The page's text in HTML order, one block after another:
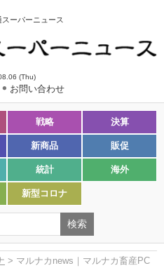
スーパーニュース
(Thu)
お問い合わせ
戦略 決算
新商品 販促
統計 海外
新型コロナ
> マルナカnews｜マルナカ畜産PC